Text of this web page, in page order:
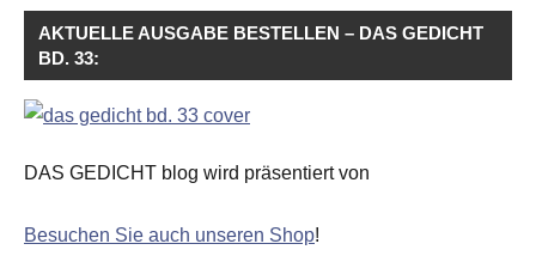
AKTUELLE AUSGABE BESTELLEN – DAS GEDICHT
BD. 33:
DAS GEDICHT blog wird präsentiert von
Besuchen Sie auch unseren Shop!